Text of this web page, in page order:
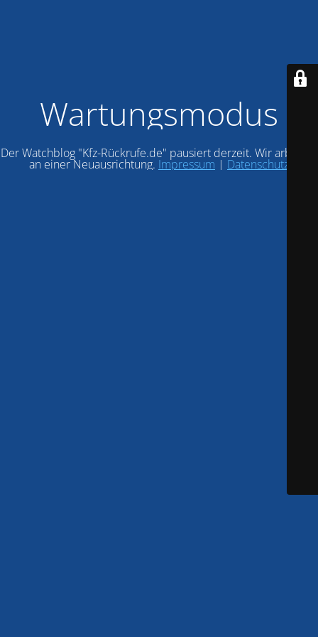
Wartungsmodus
Der Watchblog "Kfz-Rückrufe.de" pausiert derzeit. Wir arbeiten
an einer Neuausrichtung. Impressum | Datenschutz